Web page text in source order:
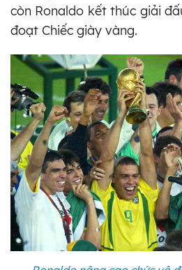
còn Ronaldo kết thúc giải
đoạt Chiếc giày vàng.